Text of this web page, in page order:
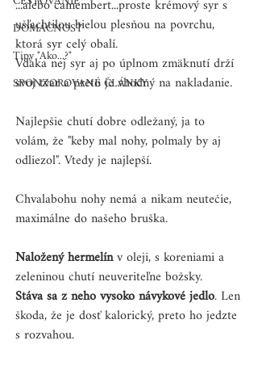
DOMÁCNOSŤ
Tipy "Ako...?"
SPONZOROVANÉ ČLÁNKY
...alebo camembert...proste krémový syr s
ušľachtilou bielou plesňou na povrchu,
ktorá syr celý obalí.
Vďaka nej syr aj po úplnom zmäknutí drží
svoj tvar a preto je vhodný na nakladanie.
Najlepšie chutí dobre odležaný, ja to
volám, že "keby mal nohy, polmaly by aj
odliezol". Vtedy je najlepší.
Chvalabohu nohy nemá a nikam neutečie,
maximálne do našeho bruška.
Naložený hermelín v oleji, s koreniami a
zeleninou chutí neuveriteľne božsky.
Stáva sa z neho vysoko návykové jedlo. Len
škoda, že je dosť kalorický, preto ho jedzte
s rozvahou.